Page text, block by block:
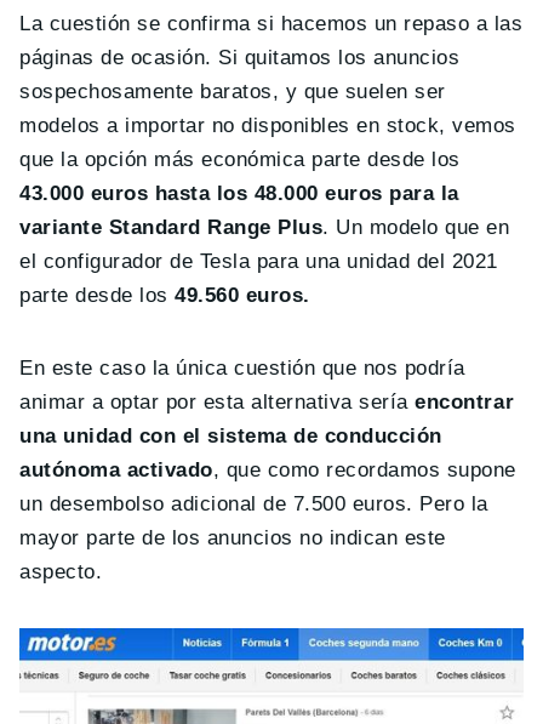
La cuestión se confirma si hacemos un repaso a las
páginas de ocasión. Si quitamos los anuncios
sospechosamente baratos, y que suelen ser
modelos a importar no disponibles en stock, vemos
que la opción más económica parte desde los
43.000 euros hasta los 48.000 euros para la
variante Standard Range Plus. Un modelo que en
el configurador de Tesla para una unidad del 2021
parte desde los 49.560 euros.
En este caso la única cuestión que nos podría
animar a optar por esta alternativa sería encontrar
una unidad con el sistema de conducción
autónoma activado, que como recordamos supone
un desembolso adicional de 7.500 euros. Pero la
mayor parte de los anuncios no indican este
aspecto.